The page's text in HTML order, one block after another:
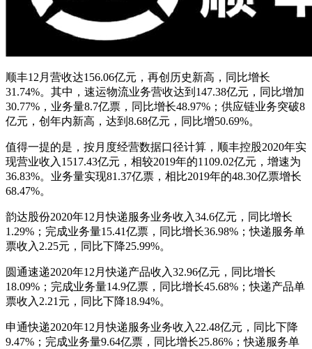
顺丰12月营收达156.06亿元，再创历史新高，同比增长
31.74%。其中，速运物流业务营收达到147.38亿元，同比增加
30.77%，业务量8.7亿票，同比增长48.97%；供应链业务突破8
亿元，创年内新高，达到8.68亿元，同比增50.69%。
值得一提的是，按月度经营数据口径计算，顺丰控股2020年实
现营业收入1517.43亿元，相较2019年的1109.02亿元，增速为
36.83%。业务量实现81.37亿票，相比2019年的48.30亿票增长
68.47%。
韵达股份2020年12月快递服务业务收入34.6亿元，同比增长
1.29%；完成业务量15.41亿票，同比增长36.98%；快递服务单
票收入2.25元，同比下降25.99%。
圆通速递2020年12月快递产品收入32.96亿元，同比增长
18.09%；完成业务量14.9亿票，同比增长45.68%；快递产品单
票收入2.21元，同比下降18.94%。
申通快递2020年12月快递服务业务收入22.48亿元，同比下降
9.47%；完成业务量9.64亿票，同比增长25.86%；快递服务单